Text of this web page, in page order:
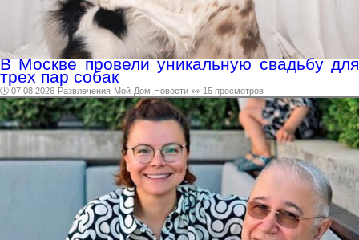
В Москве провели уникальную свадьбу для
трех пар собак
🕑 07.08.2026 Развлечения Мой Дом Новости 👀 15 просмотров